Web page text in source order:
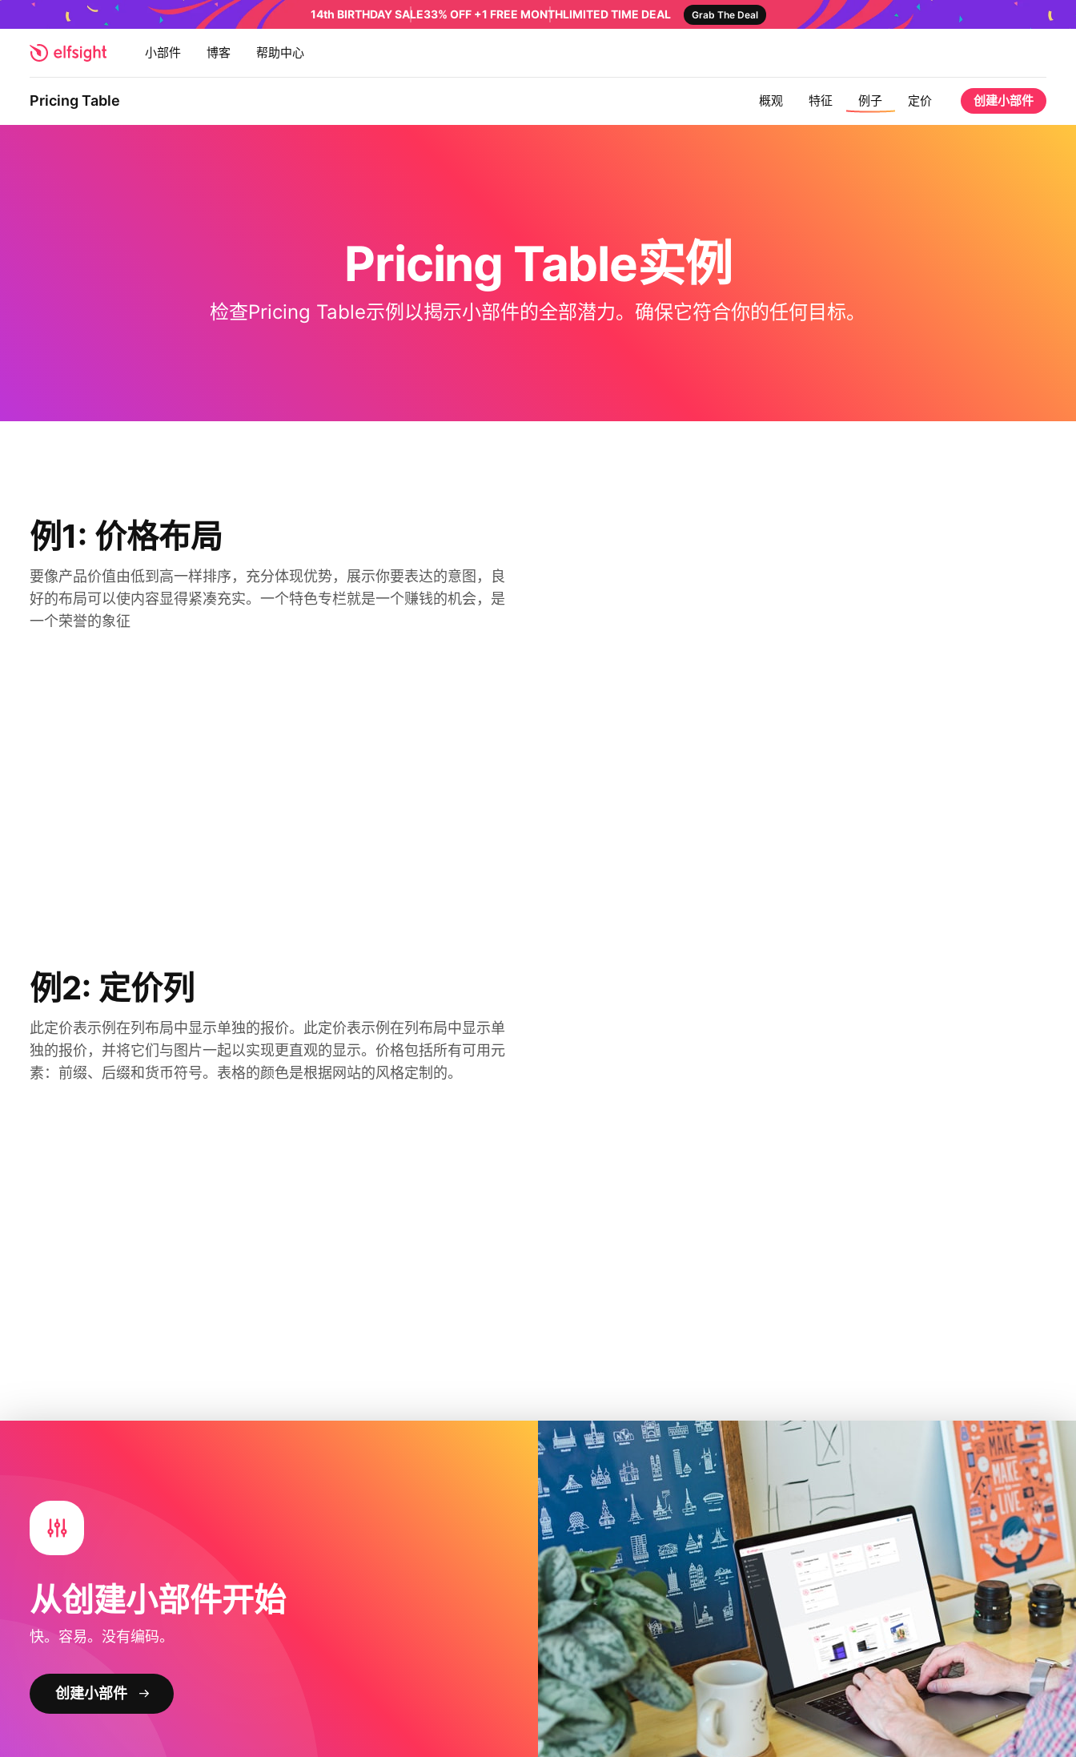
14th BIRTHDAY SALE33% OFF +1 FREE MONTHLIMITED TIME DEAL Grab The Deal
小部件 博客 帮助中心
Pricing Table 概观 特征 例子 定价 创建小部件
Pricing Table实例
检查Pricing Table示例以揭示小部件的全部潜力。确保它符合你的任何目标。
例1: 价格布局
要像产品价值由低到高一样排序，充分体现优势，展示你要表达的意图，良
好的布局可以使内容显得紧凑充实。一个特色专栏就是一个赚钱的机会，是
一个荣誉的象征
例2: 定价列
此定价表示例在列布局中显示单独的报价。此定价表示例在列布局中显示单
独的报价，并将它们与图片一起以实现更直观的显示。价格包括所有可用元
素：前缀、后缀和货币符号。表格的颜色是根据网站的风格定制的。
从创建小部件开始
快。容易。没有编码。
创建小部件